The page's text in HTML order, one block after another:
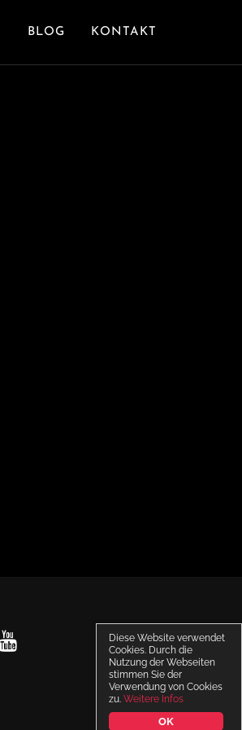
BLOG KONTAKT
Diese Website verwendet
Cookies. Durch die
Nutzung der Webseiten
stimmen Sie der
Verwendung von Cookies
zu. Weitere Infos
OK